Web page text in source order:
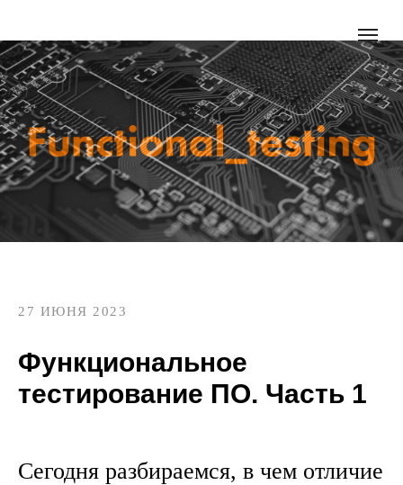
27 ИЮНЯ 2023
Функциональное
тестирование ПО. Часть 1
Сегодня разбираемся, в чем отличие